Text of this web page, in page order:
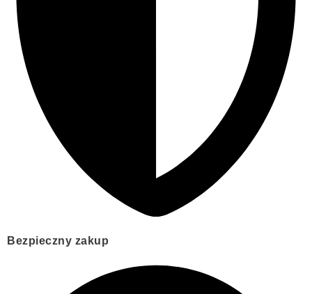
Bezpieczny zakup